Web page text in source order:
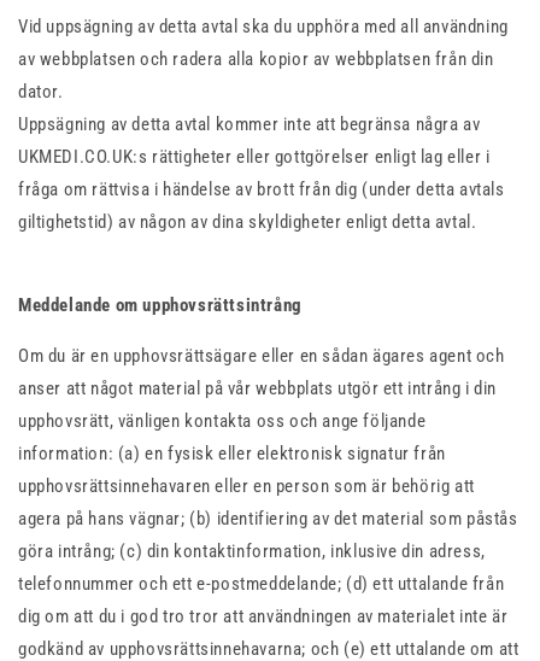
Vid uppsägning av detta avtal ska du upphöra med all användning
av webbplatsen och radera alla kopior av webbplatsen från din
dator.
Uppsägning av detta avtal kommer inte att begränsa några av
UKMEDI.CO.UK:s rättigheter eller gottgörelser enligt lag eller i
fråga om rättvisa i händelse av brott från dig (under detta avtals
giltighetstid) av någon av dina skyldigheter enligt detta avtal.
Meddelande om upphovsrättsintrång
Om du är en upphovsrättsägare eller en sådan ägares agent och
anser att något material på vår webbplats utgör ett intrång i din
upphovsrätt, vänligen kontakta oss och ange följande
information: (a) en fysisk eller elektronisk signatur från
upphovsrättsinnehavaren eller en person som är behörig att
agera på hans vägnar; (b) identifiering av det material som påstås
göra intrång; (c) din kontaktinformation, inklusive din adress,
telefonnummer och ett e-postmeddelande; (d) ett uttalande från
dig om att du i god tro tror att användningen av materialet inte är
godkänd av upphovsrättsinnehavarna; och (e) ett uttalande om att